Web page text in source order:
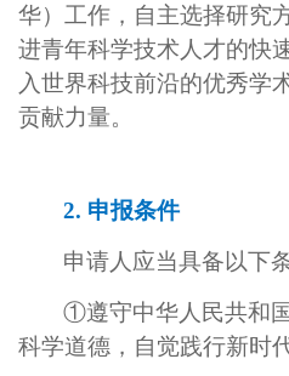
华） 工作，自主选择研究
进青年科学技术人才的快
入世界科技前沿的优秀学
贡献力量。
2. 申报条件
申请人应当具备以下
①遵守中华人民共和
科学道德，自觉践行新时